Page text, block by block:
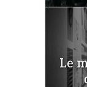
Le